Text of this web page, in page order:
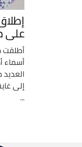
على
أطلقت
إلى
...